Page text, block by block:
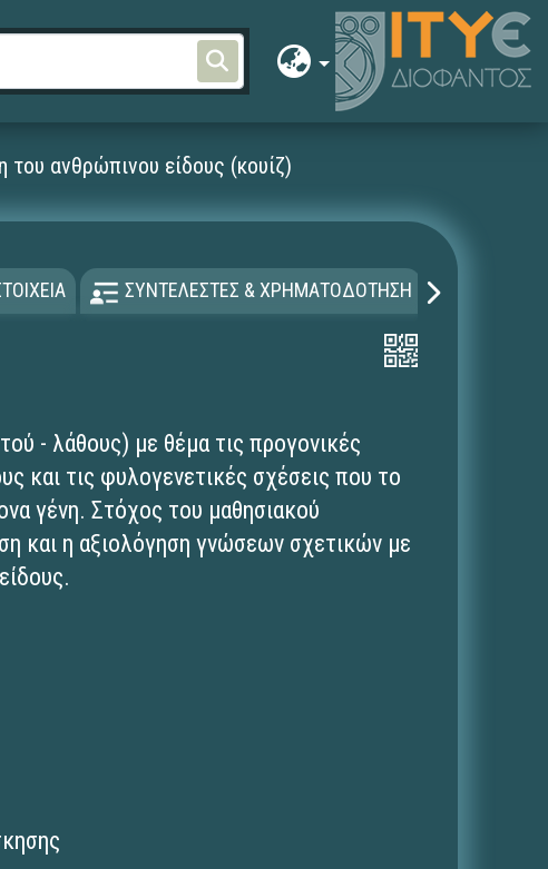
του ανθρώπινου είδους (κουίζ)
ΣΥΝΤΕΛΕΣΤΕΣ & ΧΡΗΜΑΤΟΔΟΤΗΣΗ
- λάθους) με θέμα τις προγονικές
και τις φυλογενετικές σχέσεις που το
γένη. Στόχος του μαθησιακού
και η αξιολόγηση γνώσεων σχετικών με